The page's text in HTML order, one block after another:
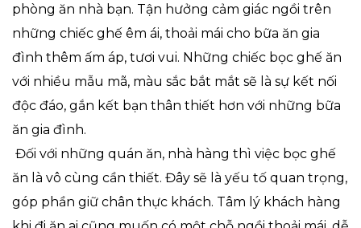
phòng ăn nhà bạn. Tận hưởng cảm giác ngồi trên
những chiếc ghế êm ái, thoải mái cho bữa ăn gia
đình thêm ấm áp, tươi vui. Những chiếc bọc ghế ăn
với nhiều mẫu mã, màu sắc bắt mắt sẽ là sự kết nối
độc đáo, gắn kết bạn thân thiết hơn với những bữa
ăn gia đình.
Đối với những quán ăn, nhà hàng thì việc bọc ghế
ăn là vô cùng cần thiết. Đây sẽ là yếu tố quan trọng,
góp phần giữ chân thực khách. Tâm lý khách hàng